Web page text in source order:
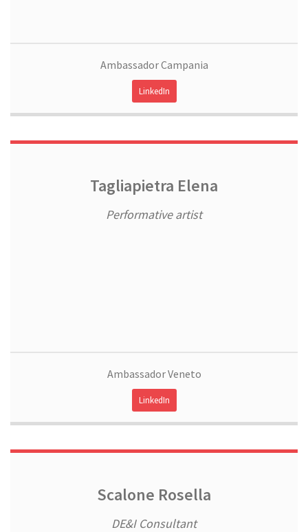
Ambassador Campania
LinkedIn
Tagliapietra Elena
Performative artist
Ambassador Veneto
LinkedIn
Scalone Rosella
DE&I Consultant